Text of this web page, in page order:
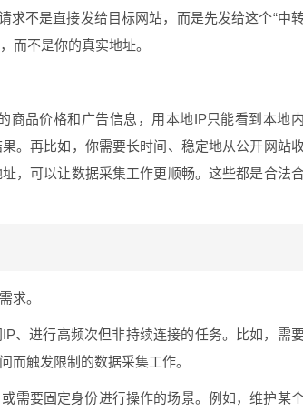
求不是直接发给目标网站，而是先发给这个“中
而不是你的真实地址。
商品价格和广告信息，用本地IP只能看到本地内
。再比如，你需要长时间、稳定地从公开网站
，可以让数据采集工作更顺畅。这些都是合法
求。
、进行高频次但非持续连接的任务。比如，需
而触发限制的数据采集工作。
需要固定身份进行操作的场景。例如，维护某